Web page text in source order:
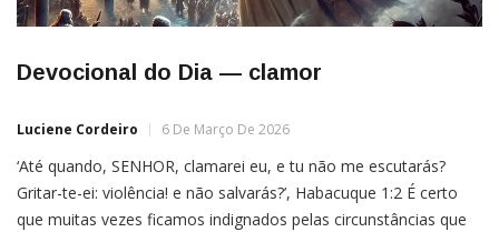
Devocional do Dia — clamor
Luciene Cordeiro 6 De Março De 2026
‘Até quando, SENHOR, clamarei eu, e tu não me escutarás?
Gritar-te-ei: violência! e não salvarás?’, Habacuque 1:2 É certo
que muitas vezes ficamos indignados pelas circunstâncias que